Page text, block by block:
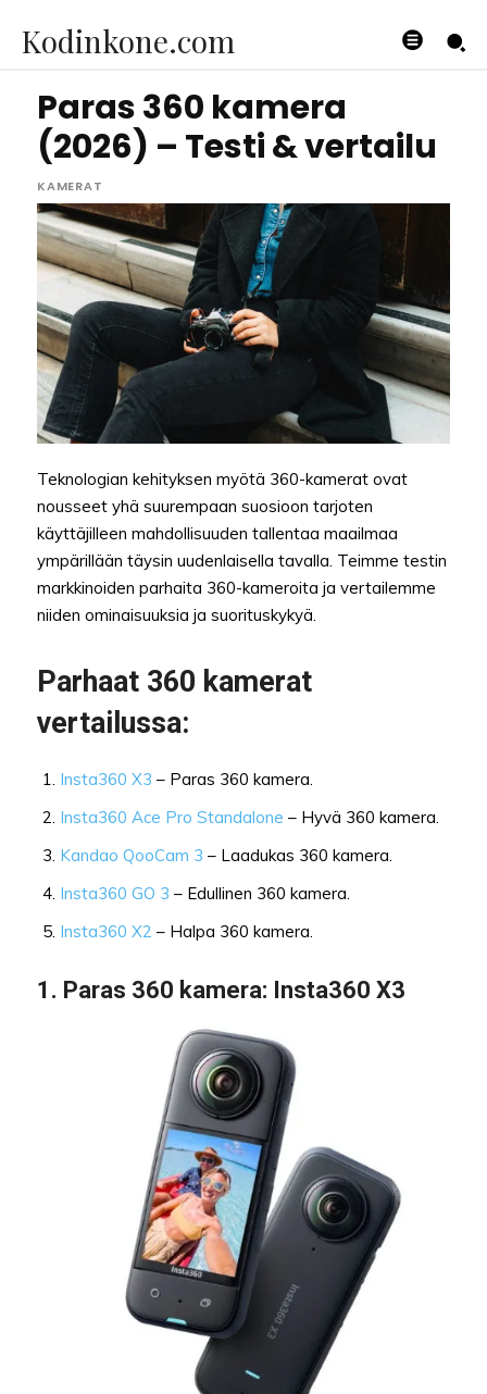
Kodinkone.com
Paras 360 kamera
(2026) – Testi & vertailu
KAMERAT
Teknologian kehityksen myötä 360-kamerat ovat
nousseet yhä suurempaan suosioon tarjoten
käyttäjilleen mahdollisuuden tallentaa maailmaa
ympärillään täysin uudenlaisella tavalla. Teimme testin
markkinoiden parhaita 360-kameroita ja vertailemme
niiden ominaisuuksia ja suorituskykyä.
Parhaat 360 kamerat
vertailussa:
Insta360 X3 – Paras 360 kamera.
Insta360 Ace Pro Standalone – Hyvä 360 kamera.
Kandao QooCam 3 – Laadukas 360 kamera.
Insta360 GO 3 – Edullinen 360 kamera.
Insta360 X2 – Halpa 360 kamera.
1. Paras 360 kamera: Insta360 X3